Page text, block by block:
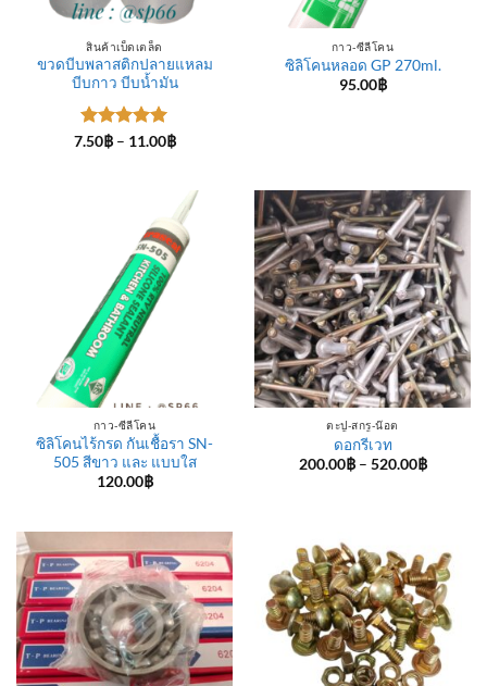
สินค้าเบ็ดเตล็ด
ขวดบีบพลาสติกปลายแหลม
บีบกาว บีบน้ำมัน
ให้คะแนน
7.50฿ – 11.00฿Price
11.00฿
กาว-ซีลีโคน
ซิลิโคนหลอด GP 270ml.
95.00฿
กาว-ซีลีโคน
ซิลิโคนไร้กรด กันเชื้อรา SN-
505 สีขาว และ แบบใส
120.00฿
ตะปู-สกรู-น๊อต
ดอกรีเวท
200.00฿ – 520.00฿Price